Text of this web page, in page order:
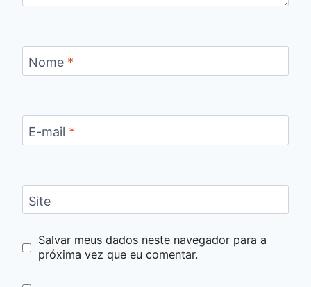
Nome *
E-mail *
Site
Salvar meus dados neste navegador para a
próxima vez que eu comentar.